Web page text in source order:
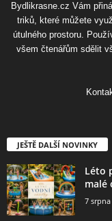
Bydlikrasne.cz Vám
triků, které můžete
útulného prostoru.
všem čtenářům sdělit
JEŠTĚ DALŠÍ NOVINKY
Léto
malé
7 srpna